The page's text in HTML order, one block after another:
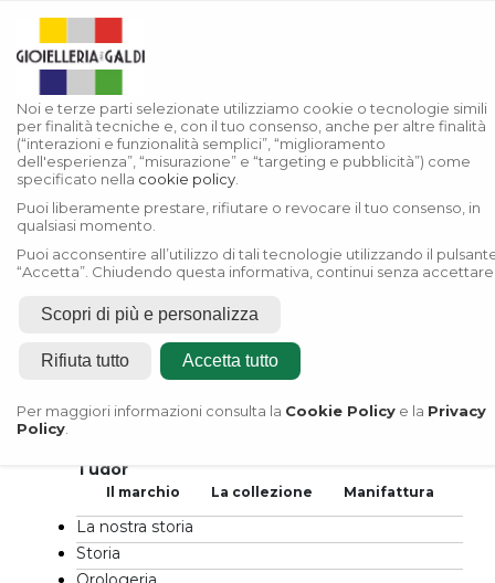
Rivenditore Autorizzato
Rolex
Tudor
Il marchio La collezione Manifattura
La nostra storia
Storia
Noi e terze parti selezionate utilizziamo cookie o tecnologie simili
per finalità tecniche e, con il tuo consenso, anche per altre finalità
(“interazioni e funzionalità semplici”, “miglioramento
dell'esperienza”, “misurazione” e “targeting e pubblicità”) come
specificato nella cookie policy
Puoi liberamente prestare, rifiutare o revocare il tuo consenso, in
qualsiasi momento.
Puoi acconsentire all’utilizzo di tali tecnologie utilizzando il
“Accetta”. Chiudendo questa informativa, continui senza
Scopri di più e personalizza
Rifiuta tutto Accetta tutto
Per maggiori informazioni consulta la Cookie Policy e la Privacy
Policy